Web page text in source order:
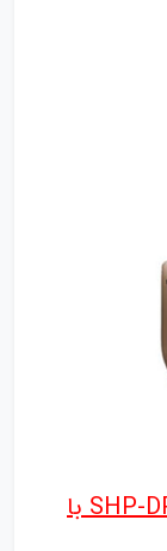
قفل الکترونیکی سامسونگ SHP-DP808 با